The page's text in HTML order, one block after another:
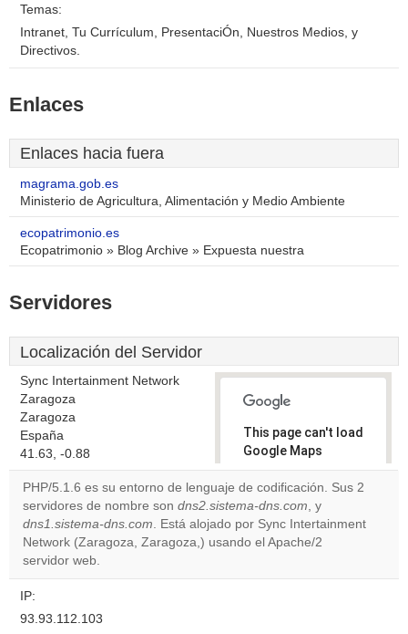
Temas:
Intranet, Tu Currículum, PresentaciÓn, Nuestros Medios, y
Directivos.
Enlaces
Enlaces hacia fuera
magrama.gob.es
Ministerio de Agricultura, Alimentación y Medio Ambiente
ecopatrimonio.es
Ecopatrimonio » Blog Archive » Expuesta nuestra
Servidores
Localización del Servidor
Sync Intertainment Network
Zaragoza
Zaragoza
España
41.63, -0.88
This page can't load
Google Maps
correctly.
Do you
own this
website?
OK
PHP/5.1.6 es su entorno de lenguaje de codificación. Sus 2
servidores de nombre son dns2.sistema-dns.com, y
dns1.sistema-dns.com. Está alojado por Sync Intertainment
Network (Zaragoza, Zaragoza,) usando el Apache/2
servidor web.
IP:
93.93.112.103